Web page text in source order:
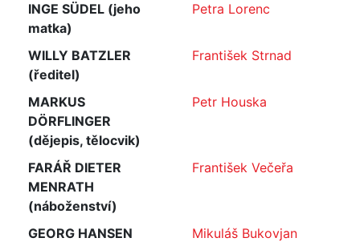
INGE SÜDEL (jeho
matka)
Petra Lorenc
WILLY BATZLER
(ředitel)
František Strnad
MARKUS
DÖRFLINGER
(dějepis, tělocvik)
Petr Houska
FARÁŘ DIETER
MENRATH
(náboženství)
František Večeřa
GEORG HANSEN
Mikuláš Bukovjan